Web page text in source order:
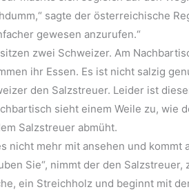
sagte der österreichische
gewesen anzurufen.“
zwei Schweizer. Am
ihr Essen. Es ist nicht salzig
den Salzstreuer. Leider ist
sieht einem Weile zu, wie
Salzstreuer abmüht.
nicht mehr mit ansehen und kommt
Sie“, nimmt der den Salzstreuer,
ein Streichholz und beginnt mit